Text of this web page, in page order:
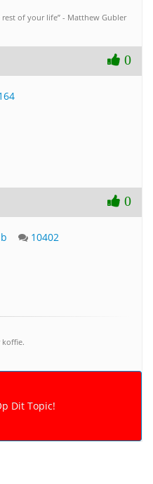
of your life” - Matthew Gubler
0
0
10402